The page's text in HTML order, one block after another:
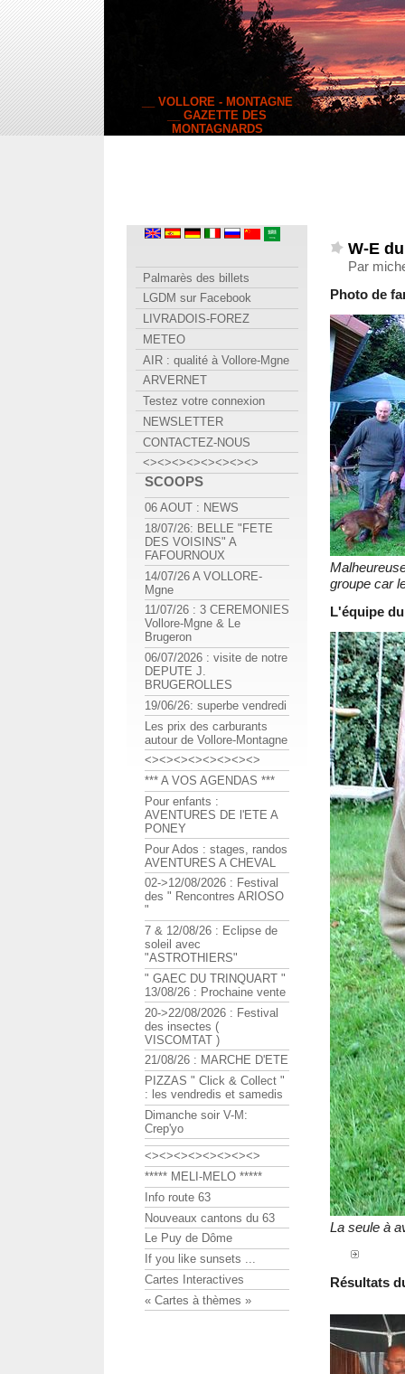
__ VOLLORE - MONTAGNE
__ GAZETTE DES
MONTAGNARDS
W-E
Par
Photo de
groupe car
L'équipe
La seule à
Résultats
Palmarès des billets
LGDM sur Facebook
LIVRADOIS-FOREZ
METEO
AIR : qualité à Vollore-Mgne
ARVERNET
Testez votre connexion
NEWSLETTER
CONTACTEZ-NOUS
<><><><><><><><>
SCOOPS
06 AOUT : NEWS
18/07/26: BELLE "FETE
DES VOISINS" A
FAFOURNOUX
14/07/26 A VOLLORE-
Mgne
11/07/26 : 3 CEREMONIES
Vollore-Mgne & Le
Brugeron
06/07/2026 : visite de notre
DEPUTE J.
BRUGEROLLES
19/06/26: superbe vendredi
Les prix des carburants
autour de Vollore-Montagne
<><><><><><><><>
*** A VOS AGENDAS ***
Pour enfants :
AVENTURES DE l'ETE A
PONEY
Pour Ados : stages, randos
AVENTURES A CHEVAL
02->12/08/2026 : Festival
des " Rencontres ARIOSO
"
7 & 12/08/26 : Eclipse de
soleil avec
"ASTROTHIERS"
" GAEC DU TRINQUART "
13/08/26 : Prochaine vente
20->22/08/2026 : Festival
des insectes (
VISCOMTAT )
21/08/26 : MARCHE D'ETE
PIZZAS " Click & Collect "
: les vendredis et samedis
Dimanche soir V-M:
Crep'yo
<><><><><><><><>
***** MELI-MELO *****
Info route 63
Nouveaux cantons du 63
Le Puy de Dôme
If you like sunsets ...
Cartes Interactives
« Cartes à thèmes »